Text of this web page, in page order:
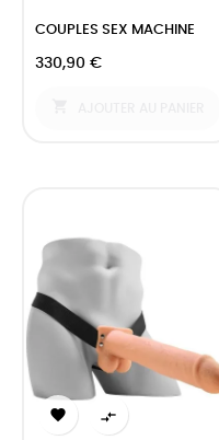
COUPLES SEX MACHINE
330,90 €
 